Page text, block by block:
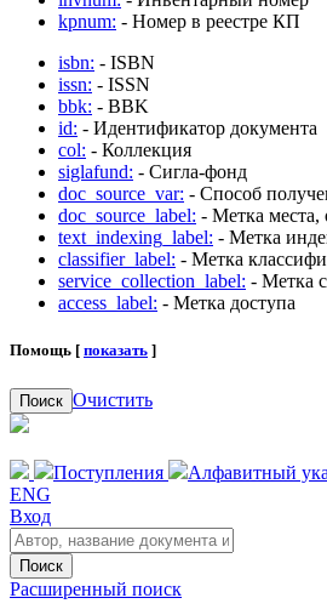
kpnum: - Номер в реестре КП
isbn: - ISBN
issn: - ISSN
bbk: - BBK
id: - Идентификатор документа
col: - Коллекция
siglafund: - Сигла-фонд
doc_source_var: - Способ
doc_source_label: - Метка места,
text_indexing_label: - Метка
classifier_label: - Метка
service_collection_label: - Метка
access_label: - Метка доступа
Помощь [ показать ]
Поиск Очистить
Поступления Алфавитный
ENG
Вход
Поиск
Расширенный поиск